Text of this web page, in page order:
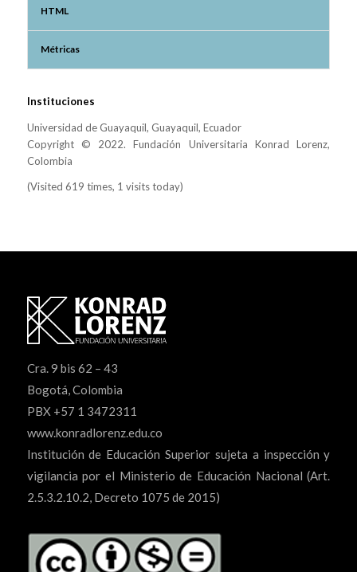
HTML
Métricas
Instituciones
Universidad de Guayaquil, Guayaquil, Ecuador
Copyright © 2022. Fundación Universitaria Konrad Lorenz,
Colombia
(Visited 619 times, 1 visits today)
Cra. 9 bis 62 – 43
Bogotá, Colombia
PBX +57 1 3472311
www.konradlorenz.edu.co
Institución de Educación Superior sujeta a inspección y
vigilancia por el Ministerio de Educación Nacional (Art.
2.5.3.2.10.2, Decreto 1075 de 2015)